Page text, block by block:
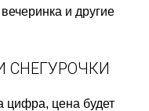
и другие
цифра, цена будет